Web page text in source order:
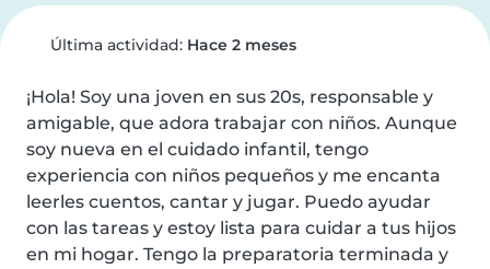
Última actividad: Hace 2 meses
¡Hola! Soy una joven en sus 20s, responsable y
amigable, que adora trabajar con niños. Aunque
soy nueva en el cuidado infantil, tengo
experiencia con niños pequeños y me encanta
leerles cuentos, cantar y jugar. Puedo ayudar
con las tareas y estoy lista para cuidar a tus hijos
en mi hogar. Tengo la preparatoria terminada y